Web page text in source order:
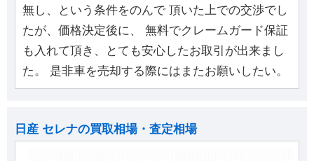
無し、という条件をのんで 頂いた上での交渉でし
たが、価格決定後に、 無料でクレームガード保証
も入れて頂き、とても安心したお取引が出来まし
た。 是非車を売却する際にはまたお願いしたい。
日産 セレナの買取相場・査定相場